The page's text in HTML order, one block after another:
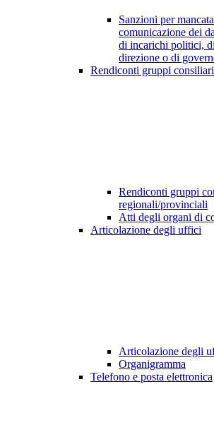
Sanzioni per
comunicazione dei
di incarichi politici,
direzione o di
Rendiconti gruppi
Rendiconti gruppi
regionali/provinciali
Atti degli organi di
Articolazione degli uffici
Articolazione degli
Organigramma
Telefono e posta elettronica